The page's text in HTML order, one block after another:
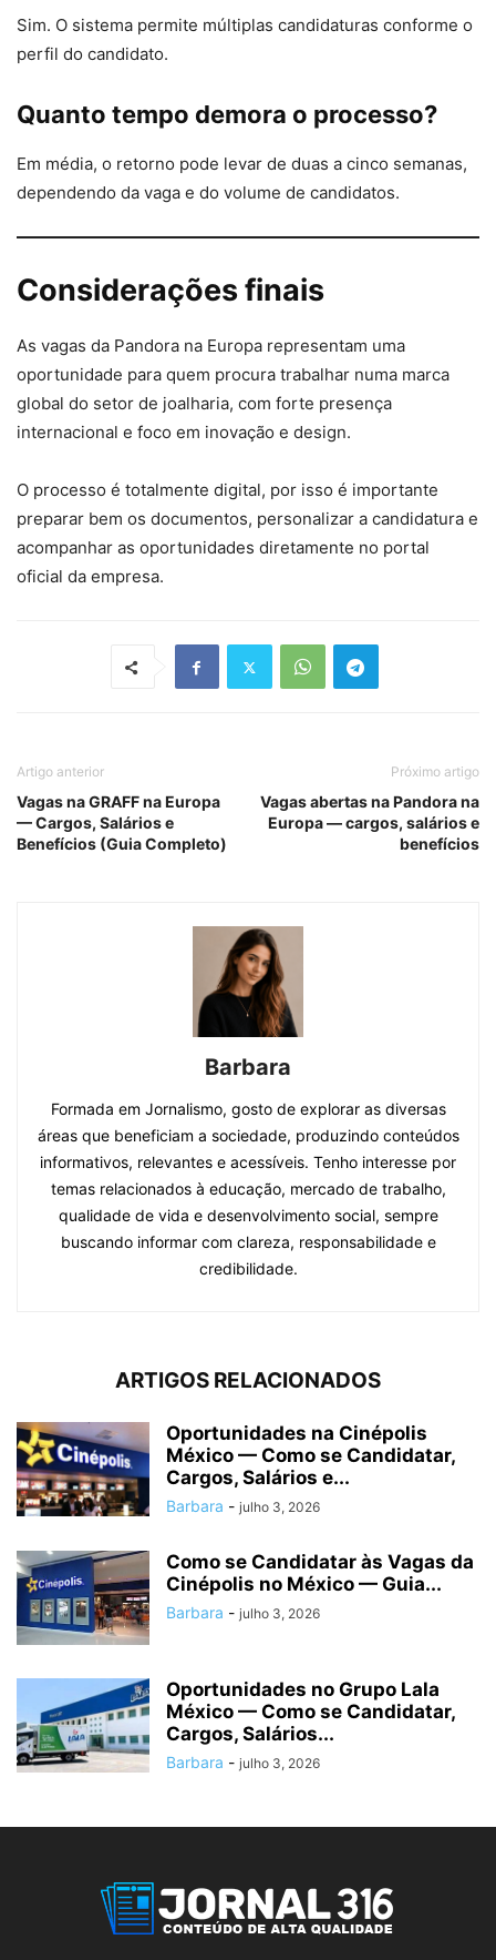
Sim. O sistema permite múltiplas candidaturas conforme o
perfil do candidato.
Quanto tempo demora o processo?
Em média, o retorno pode levar de duas a cinco semanas,
dependendo da vaga e do volume de candidatos.
Considerações finais
As vagas da Pandora na Europa representam uma
oportunidade para quem procura trabalhar numa marca
global do setor de joalharia, com forte presença
internacional e foco em inovação e design.
O processo é totalmente digital, por isso é importante
preparar bem os documentos, personalizar a candidatura e
acompanhar as oportunidades diretamente no portal
oficial da empresa.
Artigo anterior
Vagas na GRAFF na Europa
— Cargos, Salários e
Benefícios (Guia Completo)
Próximo artigo
Vagas abertas na Pandora na
Europa — cargos, salários e
benefícios
Barbara
Formada em Jornalismo, gosto de explorar as diversas
áreas que beneficiam a sociedade, produzindo conteúdos
informativos, relevantes e acessíveis. Tenho interesse por
temas relacionados à educação, mercado de trabalho,
qualidade de vida e desenvolvimento social, sempre
buscando informar com clareza, responsabilidade e
credibilidade.
ARTIGOS RELACIONADOS
Oportunidades na Cinépolis
México — Como se Candidatar,
Cargos, Salários e...
Barbara - julho 3, 2026
Como se Candidatar às Vagas da
Cinépolis no México — Guia...
Barbara - julho 3, 2026
Oportunidades no Grupo Lala
México — Como se Candidatar,
Cargos, Salários...
Barbara - julho 3, 2026